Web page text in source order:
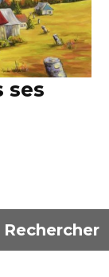
ses
Rechercher